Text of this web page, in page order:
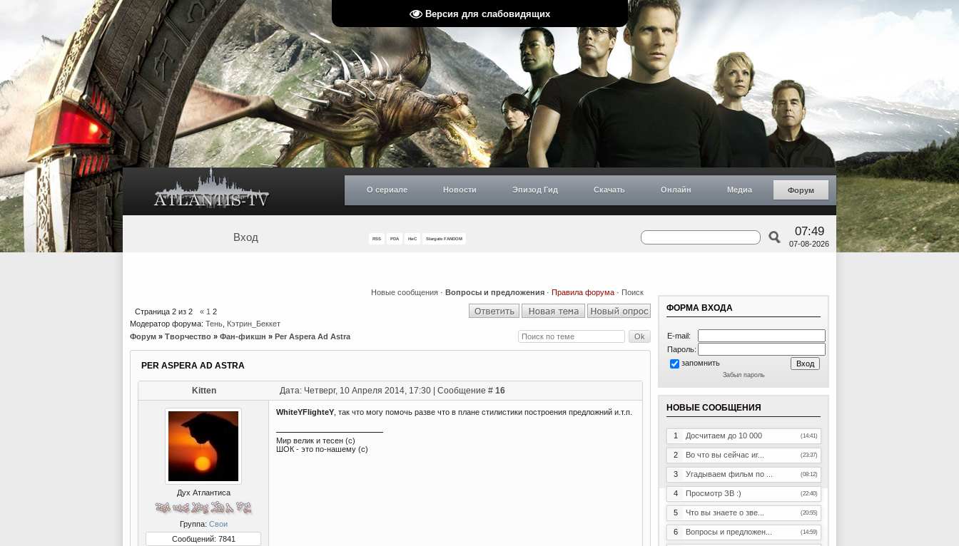
Версия для слабовидящих
О сериале Новости Эпизод Гид Скачать Онлайн Медиа Форум
Вход RSS PDA НиС Stargate FANDOM
07:49
07-08-2026
Новые сообщения · Вопросы и предложения · Правила форума · Поиск
Страница 2 из 2 « 1 2
Модератор форума: Тень Кэтрин_Беккет
Форум » Творчество » Фан-фикшн » Per Aspera Ad Astra
PER ASPERA AD ASTRA
Kitten Дата: Четверг, 10 Апреля 2014, 17:30 | Сообщение # 16
Дух Атлантиса
Группа: Свои
Сообщений: 7841
WhiteYFlighteY , так что могу помочь разве что в плане стилистики построения предложний и.т.п.
Мир велик и тесен (с)
ШОК - это по-нашему (с)
ФОРМА ВХОДА
E-mail:
Пароль:
запомнить
Забыл пароль
НОВЫЕ СООБЩЕНИЯ
1 Досчитаем до 10 000 (14:41)
2 Во что вы сейчас иг... (23:37)
3 Угадываем фильм по ... (08:12)
4 Просмотр ЗВ :) (22:40)
5 Что вы знаете о зве... (20:55)
6 Вопросы и предложен... (14:59)